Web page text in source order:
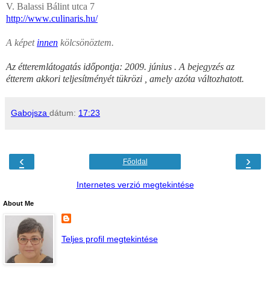
V. Balassi Bálint utca 7
http://www.culinaris.hu/
A képet innen kölcsönöztem.
Az étteremlátogatás időpontja: 2009. június . A bejegyzés az
étterem akkori teljesítményét tükrözi , amely azóta változhatott.
Gabojsza dátum: 17:23
‹ ›
Főoldal
Internetes verzió megtekintése
About Me
Teljes profil megtekintése